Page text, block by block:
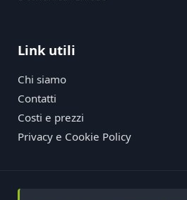
Link utili
Chi siamo
Contatti
Costi e prezzi
Privacy e Cookie Policy